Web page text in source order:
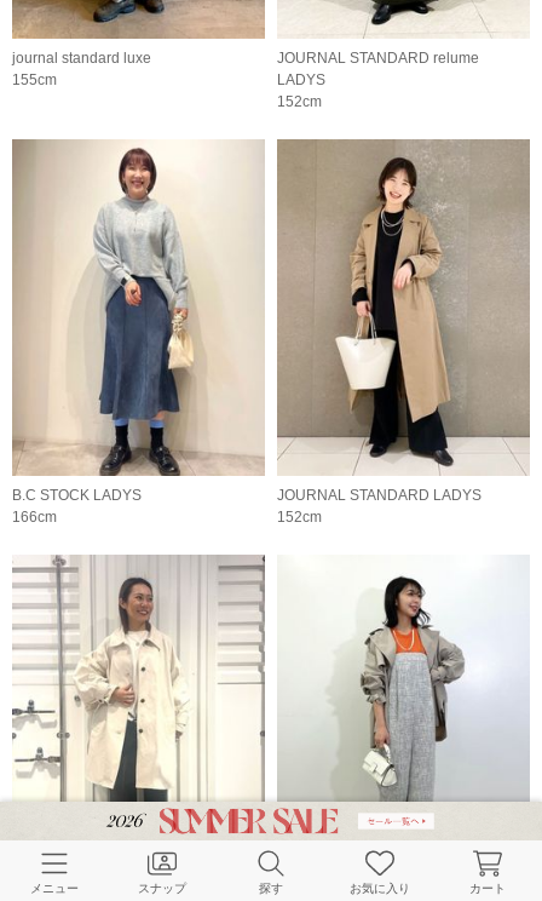
journal standard luxe
155cm
JOURNAL STANDARD relume
LADYS
152cm
B.C STOCK LADYS
166cm
JOURNAL STANDARD LADYS
152cm
メニュー スナップ 探す お気に入り カート